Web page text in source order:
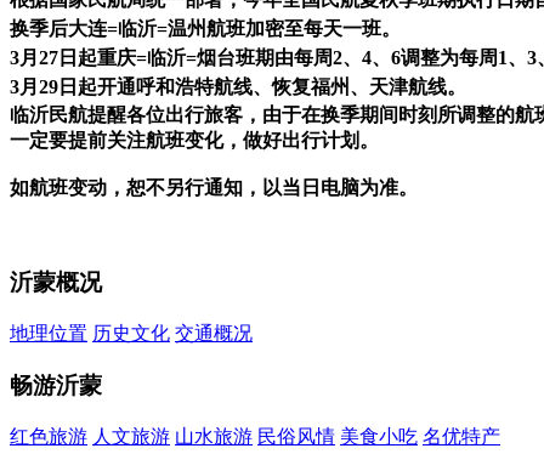
换季后大连=临沂=温州航班加密至每天一班。
3月 27 日起重庆=临沂=烟台班期由每周2、 4、 6调整为每周1、 3
3月 29 日起开通呼和浩特航线、恢复福州、天津航线。
临沂民航提醒各位出行旅客，由于在换季期间时刻所调整的航
一定要提前关注航班变化，做好出行计划。
如航班变动，恕不另行通知，以当日电脑为准。
沂蒙概况
地理位置 历史文化 交通概况
畅游沂蒙
红色旅游 人文旅游 山水旅游 民俗风情 美食小吃 名优特产